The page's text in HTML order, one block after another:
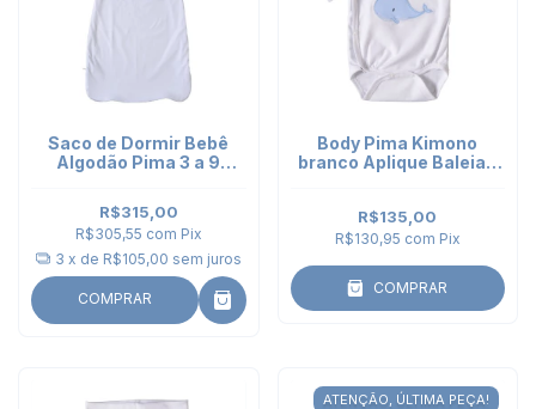
Saco de Dormir Bebê
Algodão Pima 3 a 9
R$315,00
R$305,55 com Pix
3 x de R$105,00 sem juros
COMPRAR
Body Pima Kimono
branco Aplique Baleia -
R$135,00
R$130,95 com Pix
COMPRAR
ATENÇÃO, ÚLTIMA PEÇA!